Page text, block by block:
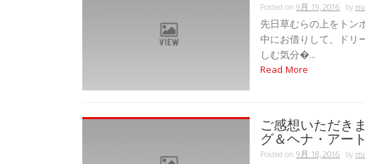
Posted on9月 19, 2016 by
先日草むらの上をトン
中にお借りして、ドリ
しむ気分�...
Read More
ご感想いただき
グ＆ヘナ・アート
Posted on9月 18, 2016 by